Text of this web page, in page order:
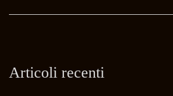
Articoli recenti